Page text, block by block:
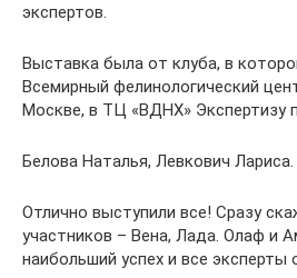
экспертов.
Выставка была от клуба, в
Всемирный фелинологический
Москве, в ТЦ «ВДНХ» Экспертизу
Белова Наталья, Левкович
Отлично выступили все! Сразу
участников – Вена, Лада. Олаф и
наибольший успех и все эксперты